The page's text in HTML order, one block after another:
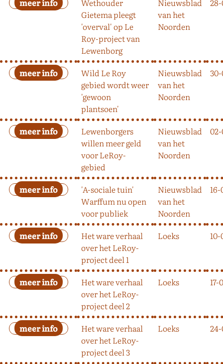
Wethouder
Gietema pleegt
'overval' op Le
Roy-project van
Lewenborg
Nieuwsblad
van het
Noorden
Wild Le Roy
gebied wordt weer
'gewoon
plantsoen'
Nieuwsblad
van het
Noorden
Lewenborgers
willen meer geld
voor LeRoy-
gebied
Nieuwsblad
van het
Noorden
02-
'A-sociale tuin'
Warffum nu open
voor publiek
Nieuwsblad
van het
Noorden
16-
Het ware verhaal
over het LeRoy-
project deel 1
Loeks 10-
Het ware verhaal
over het LeRoy-
project deel 2
Loeks 17-
Het ware verhaal
over het LeRoy-
project deel 3
Loeks